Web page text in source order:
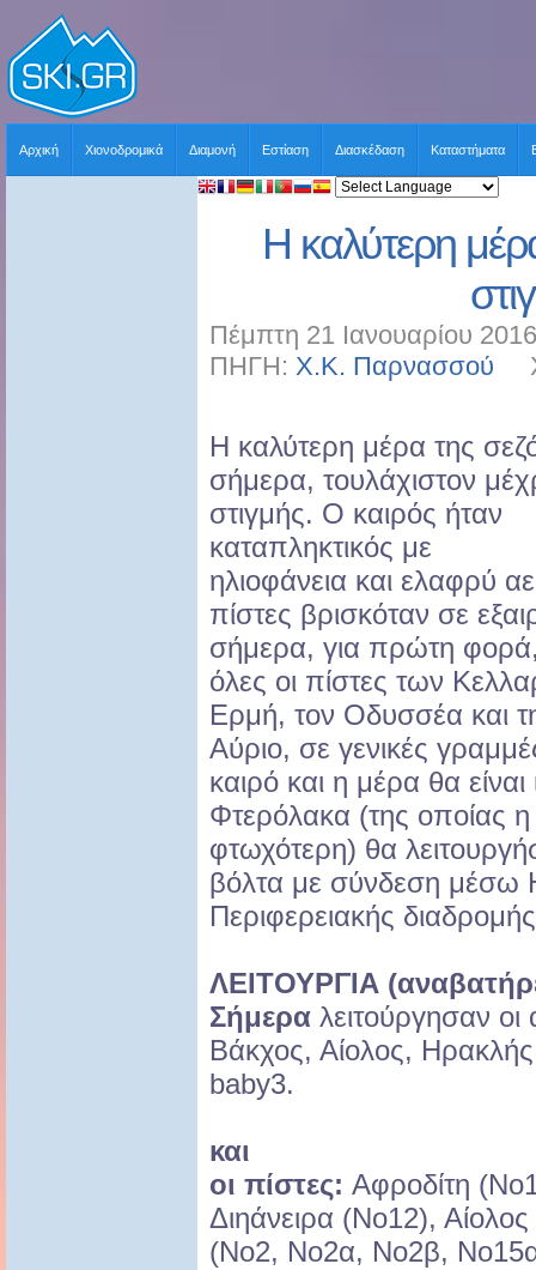
Αρχική Χιονοδρομικά Διαμονή Εστίαση Διασκέδαση Καταστήματα
Η καλύτερη
Πέμπτη 21 Ιανουαρίου
ΠΗΓΗ: Χ.Κ. Παρνασσού
Η καλύτερη μέρα της
σήμερα, τουλάχιστον
στιγμής. Ο καιρός ήταν
καταπληκτικός με
ηλιοφάνεια και ελαφρύ
πίστες βρισκόταν σε
σήμερα, για πρώτη
όλες οι πίστες των
Ερμή, τον Οδυσσέα και
Αύριο, σε γενικές
καιρό και η μέρα θα
Φτερόλακα (της οποίας
φτωχότερη) θα
βόλτα με σύνδεση μέσω
Περιφερειακής
ΛΕΙΤΟΥΡΓΙΑ
Σήμερα λειτούργησαν
Βάκχος, Αίολος,
baby3.
και
οι πίστες: Αφροδίτη
Διηάνειρα (Νο12),
(Νο2, Νο2α, Νο2β,